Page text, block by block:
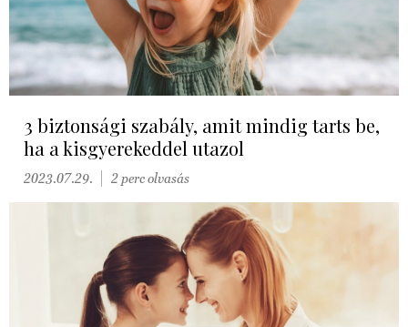
3 biztonsági szabály, amit mindig tarts be,
ha a kisgyerekeddel utazol
2023.07.29. 2 perc olvasás